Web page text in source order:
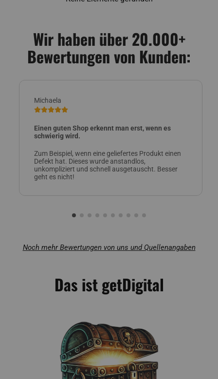
Wir haben über 20.000+
Bewertungen von Kunden:
Michaela
Einen guten Shop erkennt man erst, wenn es
schwierig wird.
Zum Beispiel, wenn eine geliefertes Produkt einen
Defekt hat. Dieses wurde anstandlos,
unkompliziert und schnell ausgetauscht. Besser
geht es nicht!
Noch mehr Bewertungen von uns und Quellenangaben
Das ist getDigital